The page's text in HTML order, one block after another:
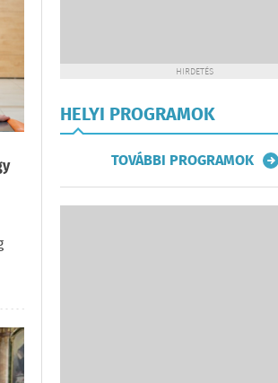
HIRDETÉS
HELYI PROGRAMOK
TOVÁBBI PROGRAMOK